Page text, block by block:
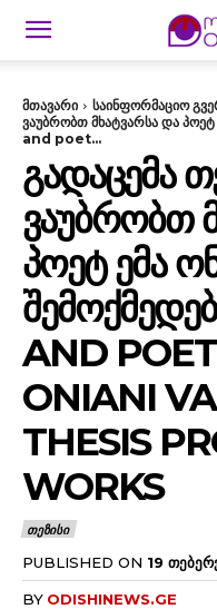
მთავარი საინფორმაციო
ვაუბრობთ მხატვარსა და
and poet...
ᲒᲐᲓᲐᲪᲔᲛᲐ
ᲕᲐᲣᲑᲠᲝᲑᲗ
ᲞᲝᲔᲢ ᲔᲛᲐ
AND
ONIANI
THESIS
WORKS
ᲗᲔᲖᲘᲡᲘ
PUBLISHED ON 19
BY ODISHINEWS.GE